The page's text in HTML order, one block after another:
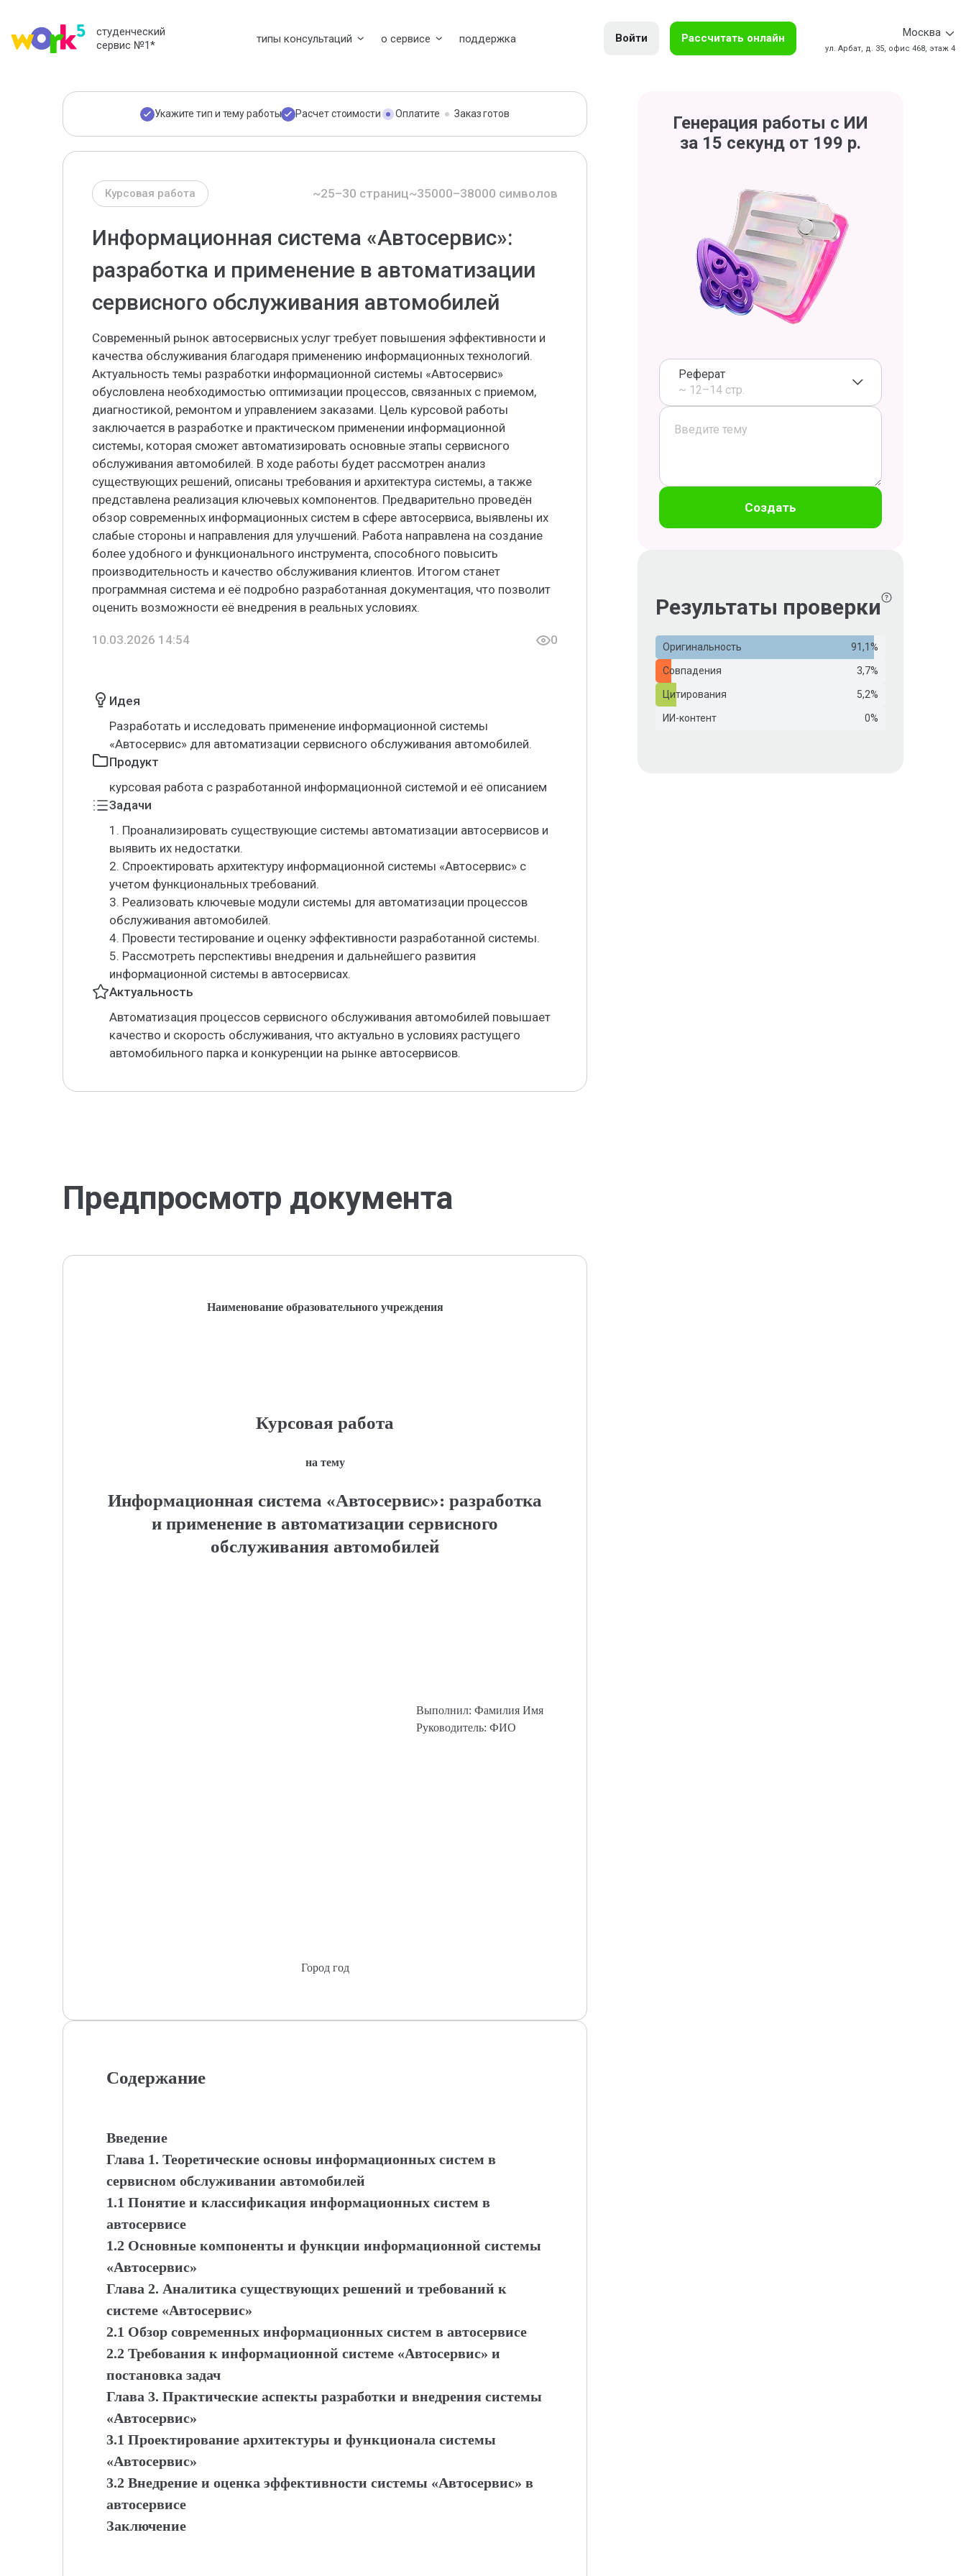
студенческий
сервис №1* типы консультаций о сервисе поддержка Войти Рассчитать онлайн Москва
ул. Арбат, д. 35, офис 468, этаж 4
Укажите тип и тему работы Расчет стоимости Оплатите Заказ готов
Курсовая работа ~25–30 страниц~35000–38000 символов
Информационная система «Автосервис»:
разработка и применение в автоматизации
сервисного обслуживания автомобилей
Современный рынок автосервисных услуг требует повышения эффективности и
качества обслуживания благодаря применению информационных технологий.
Актуальность темы разработки информационной системы «Автосервис»
обусловлена необходимостью оптимизации процессов, связанных с приемом,
диагностикой, ремонтом и управлением заказами. Цель курсовой работы
заключается в разработке и практическом применении информационной
системы, которая сможет автоматизировать основные этапы сервисного
обслуживания автомобилей. В ходе работы будет рассмотрен анализ
существующих решений, описаны требования и архитектура системы, а также
представлена реализация ключевых компонентов. Предварительно проведён
обзор современных информационных систем в сфере автосервиса, выявлены их
слабые стороны и направления для улучшений. Работа направлена на создание
более удобного и функционального инструмента, способного повысить
производительность и качество обслуживания клиентов. Итогом станет
программная система и её подробно разработанная документация, что позволит
оценить возможности её внедрения в реальных условиях.
10.03.2026 14:54 0
Идея
Разработать и исследовать применение информационной системы
«Автосервис» для автоматизации сервисного обслуживания автомобилей.
Продукт
курсовая работа с разработанной информационной системой и её описанием
Задачи
1. Проанализировать существующие системы автоматизации автосервисов и
выявить их недостатки.
2. Спроектировать архитектуру информационной системы «Автосервис» с
учетом функциональных требований.
3. Реализовать ключевые модули системы для автоматизации процессов
обслуживания автомобилей.
4. Провести тестирование и оценку эффективности разработанной системы.
5. Рассмотреть перспективы внедрения и дальнейшего развития
информационной системы в автосервисах.
Актуальность
Автоматизация процессов сервисного обслуживания автомобилей повышает
качество и скорость обслуживания, что актуально в условиях растущего
автомобильного парка и конкуренции на рынке автосервисов.
Предпросмотр документа
Наименование образовательного учреждения
Курсовая работа
на тему
Информационная система «Автосервис»: разработка
и применение в автоматизации сервисного
обслуживания автомобилей
Выполнил: Фамилия Имя
Руководитель: ФИО
Город год
Содержание
Введение
Глава 1. Теоретические основы информационных систем в
сервисном обслуживании автомобилей
1.1 Понятие и классификация информационных систем в
автосервисе
1.2 Основные компоненты и функции информационной системы
«Автосервис»
Глава 2. Аналитика существующих решений и требований к
системе «Автосервис»
2.1 Обзор современных информационных систем в автосервисе
2.2 Требования к информационной системе «Автосервис» и
постановка задач
Глава 3. Практические аспекты разработки и внедрения системы
«Автосервис»
3.1 Проектирование архитектуры и функционала системы
«Автосервис»
3.2 Внедрение и оценка эффективности системы «Автосервис» в
автосервисе
Заключение
Генерация работы с ИИ
за 15 секунд от 199 р.
Реферат
~ 12–14 стр.
Создать
Результаты проверки
Оригинальность 91,1%
Совпадения 3,7%
Цитирования 5,2%
ИИ-контент 0%